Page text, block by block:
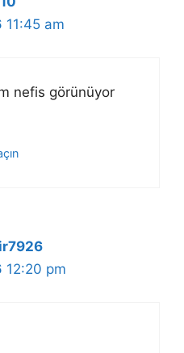
11:45 am
nefis görünüyor
12:20 pm